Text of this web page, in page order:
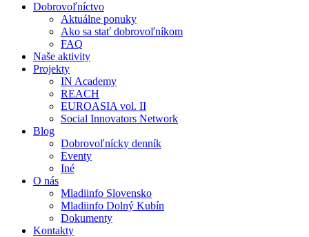
Dobrovoľníctvo
Aktuálne ponuky
Ako sa stať dobrovoľníkom
FAQ
Naše aktivity
Projekty
IN Academy
REACH
EUROASIA vol. II
Social Innovators Network
Blog
Dobrovoľnícky denník
Eventy
Iné
O nás
Mladiinfo Slovensko
Mladiinfo Dolný Kubín
Dokumenty
Kontakty